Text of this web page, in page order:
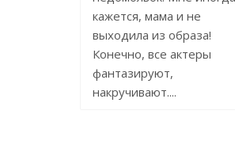
кажется, мама и не
выходила из образа!
Конечно, все актеры
фантазируют,
накручивают....